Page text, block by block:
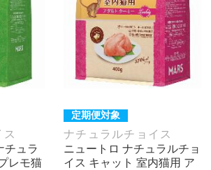
ュラ
レモ猫
定期便対象
ナチュラルチョイス
ニュートロ ナチュラルチョ
イス キャット 室内猫用 ア